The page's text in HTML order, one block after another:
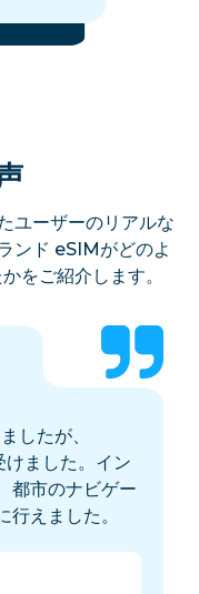
ユーザーのリアルな
ンド eSIMがどのよ
をご紹介します。
したが、
ました。イン
都市のナビゲー
えました。